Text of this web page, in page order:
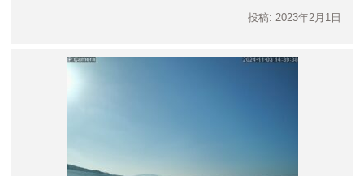
投稿: 2023年2月1日